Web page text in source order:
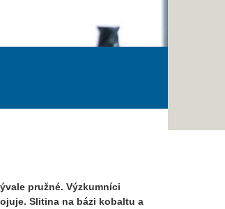
pružné. Výzkumníci
Slitina na bázi kobaltu a